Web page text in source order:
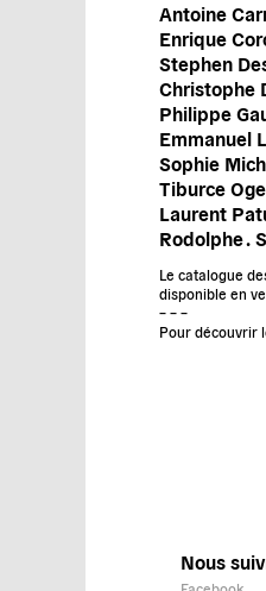
Antoine
Enrique
Stephen
Christophe
Philippe
Emmanuel
Sophie
Tiburce
Laurent
Rodolphe .
Le catalogue
disponible en
– – –
Pour découvrir
Nous